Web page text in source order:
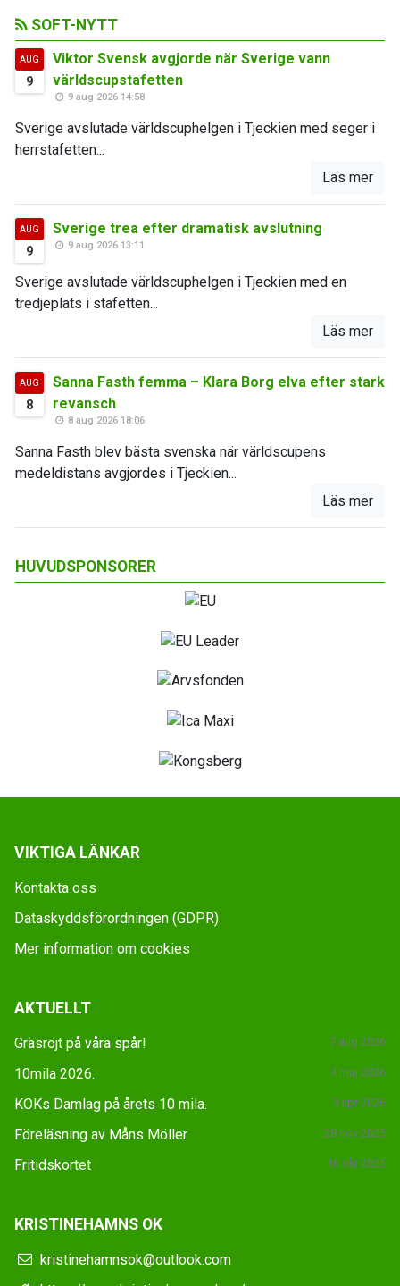
SOFT-NYTT
AUG
9
Viktor Svensk avgjorde när Sverige vann
världscupstafetten
9 aug 2026 14:58
Sverige avslutade världscuphelgen i Tjeckien med seger i
herrstafetten...
Läs mer
AUG
9
Sverige trea efter dramatisk avslutning
9 aug 2026 13:11
Sverige avslutade världscuphelgen i Tjeckien med en
tredjeplats i stafetten...
Läs mer
AUG
8
Sanna Fasth femma – Klara Borg elva efter stark
revansch
8 aug 2026 18:06
Sanna Fasth blev bästa svenska när världscupens
medeldistans avgjordes i Tjeckien...
Läs mer
HUVUDSPONSORER
VIKTIGA LÄNKAR
Kontakta oss
Dataskyddsförordningen (GDPR)
Mer information om cookies
AKTUELLT
Gräsröjt på våra spår! 7 aug 2026
10mila 2026. 4 maj 2026
KOKs Damlag på årets 10 mila. 9 apr 2026
Föreläsning av Måns Möller 28 nov 2025
Fritidskortet 16 okt 2025
KRISTINEHAMNS OK
kristinehamnsok@outlook.com